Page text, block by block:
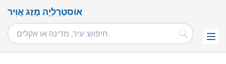
אוֹסטְרַלִיָה מֶזֶג אֲוִיר